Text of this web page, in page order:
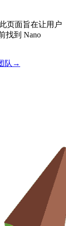
页面旨在让用户
找到 Nano
队 →